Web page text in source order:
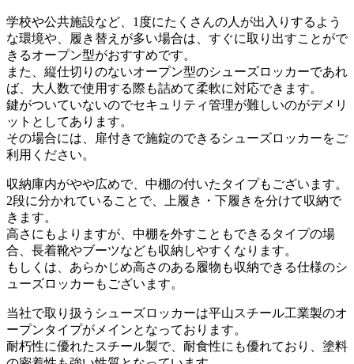
学校や公共施設など、1度にたくさんの人が出入りするよう
な環境や、履き替えが多い場合は、すぐに取り出すことがで
きるオープン型がおすすめです。
また、縦仕切りのないオープン型のシューズロッカーであれ
ば、大人数で使用する際も詰めて柔軟に対応できます。
鍵がついていないのでセキュリティ管理が難しいのがデメリ
ットとしてあります。
その場合には、扉付きで施錠のできるシューズロッカーをご
利用ください。
収納庫内がやや広めで、中棚の付いたタイプもございます。
2段に分かれていることで、上履き・下履きを分けて収納で
きます。
高さにもよりますが、中棚を外すこともできるタイプの場
合、長着靴やブーツなども収納しやすくなります。
もしくは、あらかじめ高さのある履物も収納できる仕様のシ
ューズロッカーもございます。
当社で取り扱うシューズロッカーは平山スチール工業製のオ
ープンタイプがメインとなっております。
耐朽性に優れたスチール製で、耐食性にも優れており、塗料